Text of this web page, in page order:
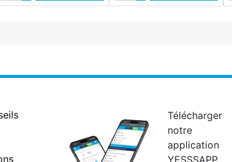
Télécharger
notre
application
YESSSAPP